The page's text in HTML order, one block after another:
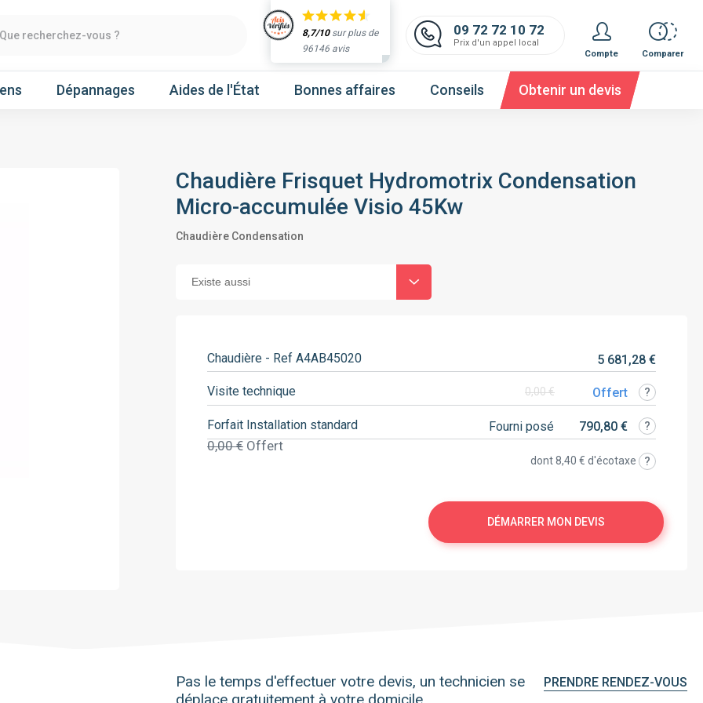
Que recherchez-vous ? 8,7/10sur plus de
96146 avis
09 72 72 10 72
Prix d'un appel local
Compte
Comparer
Obtenir un devis
Prenez un rendez-vous et obtenez un devis,c'est gratuit et immédiat !
Dépannages Aides de l'État Bonnes affaires Conseils Obtenir un devis
Chaudière Frisquet Hydromotrix Condensation
Micro-accumulée Visio 45Kw
Chaudière Condensation
Chaudière - Ref A4AB45020 5 681,28 €
Visite technique 0,00 € Offert
Forfait Installation standard Fourni posé 790,80 €
0,00 € Offert
dont8,40 € d'écotaxe
DÉMARRER MON DEVIS
Pas le temps d'effectuer votre devis, un technicien se
PRENDRE RENDEZ-VOUS